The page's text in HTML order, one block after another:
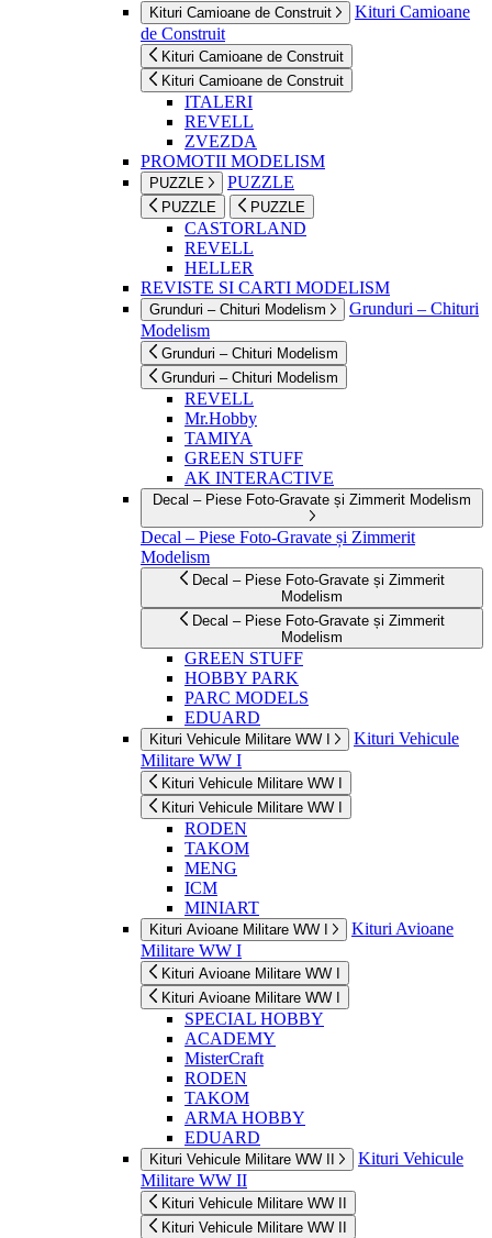
Kituri Camioane de Construit
Kituri Camioane
de Construit
Kituri Camioane de Construit
Kituri Camioane de Construit
ITALERI
REVELL
ZVEZDA
PROMOTII MODELISM
PUZZLE PUZZLE
PUZZLE PUZZLE
CASTORLAND
REVELL
HELLER
REVISTE SI CARTI MODELISM
Grunduri – Chituri Modelism
Grunduri – Chituri
Modelism
Grunduri – Chituri Modelism
Grunduri – Chituri Modelism
REVELL
Mr.Hobby
TAMIYA
GREEN STUFF
AK INTERACTIVE
Decal – Piese Foto-Gravate și Zimmerit Modelism
Decal – Piese Foto-Gravate și Zimmerit
Modelism
Decal – Piese Foto-Gravate și Zimmerit
Modelism
Decal – Piese Foto-Gravate și Zimmerit
Modelism
GREEN STUFF
HOBBY PARK
PARC MODELS
EDUARD
Kituri Vehicule Militare WW I
Kituri Vehicule
Militare WW I
Kituri Vehicule Militare WW I
Kituri Vehicule Militare WW I
RODEN
TAKOM
MENG
ICM
MINIART
Kituri Avioane Militare WW I
Kituri Avioane
Militare WW I
Kituri Avioane Militare WW I
Kituri Avioane Militare WW I
SPECIAL HOBBY
ACADEMY
MisterCraft
RODEN
TAKOM
ARMA HOBBY
EDUARD
Kituri Vehicule Militare WW II
Kituri Vehicule
Militare WW II
Kituri Vehicule Militare WW II
Kituri Vehicule Militare WW II